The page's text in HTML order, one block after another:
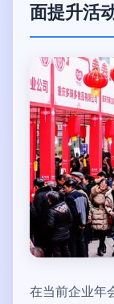
面提升活
在当前企业年